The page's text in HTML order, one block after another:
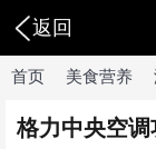
返回
首页 美食营养
格力中央空